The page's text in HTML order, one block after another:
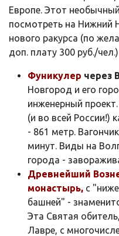
Европе. Этот
посмотреть на Нижний
нового ракурса (по
доп. плату 300 руб./чел.)
Фуникулер через
Новгород и его
инженерный
(и во всей России!)
- 861 метр.
минут. Виды на
города -
Древнейший
монастырь, с
башней" -
Эта Святая
Лавре, с